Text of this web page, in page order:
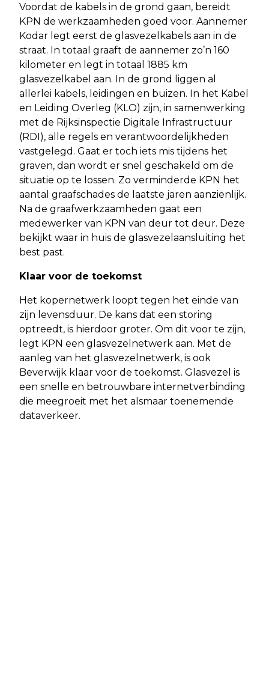
Voordat de kabels in de grond gaan, bereidt
KPN de werkzaamheden goed voor. Aannemer
Kodar legt eerst de glasvezelkabels aan in de
straat. In totaal graaft de aannemer zo’n 160
kilometer en legt in totaal 1885 km
glasvezelkabel aan. In de grond liggen al
allerlei kabels, leidingen en buizen. In het Kabel
en Leiding Overleg (KLO) zijn, in samenwerking
met de Rijksinspectie Digitale Infrastructuur
(RDI), alle regels en verantwoordelijkheden
vastgelegd. Gaat er toch iets mis tijdens het
graven, dan wordt er snel geschakeld om de
situatie op te lossen. Zo verminderde KPN het
aantal graafschades de laatste jaren aanzienlijk.
Na de graafwerkzaamheden gaat een
medewerker van KPN van deur tot deur. Deze
bekijkt waar in huis de glasvezelaansluiting het
best past.
Klaar voor de toekomst
Het kopernetwerk loopt tegen het einde van
zijn levensduur. De kans dat een storing
optreedt, is hierdoor groter. Om dit voor te zijn,
legt KPN een glasvezelnetwerk aan. Met de
aanleg van het glasvezelnetwerk, is ook
Beverwijk klaar voor de toekomst. Glasvezel is
een snelle en betrouwbare internetverbinding
die meegroeit met het alsmaar toenemende
dataverkeer.